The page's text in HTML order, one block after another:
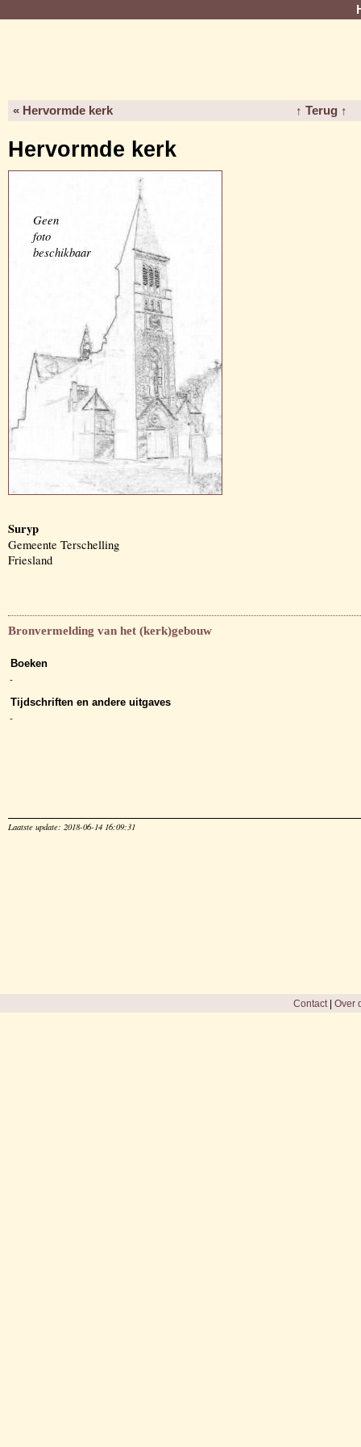
« Hervormde kerk ↑ Terug ↑
Hervormde kerk
Geen
foto
beschikbaar
Suryp
Gemeente Terschelling
Friesland
Bronvermelding van het (kerk)gebouw
Boeken
-
Tijdschriften en andere uitgaves
-
Laatste update: 2018-06-14 16:09:31
Contact| Over